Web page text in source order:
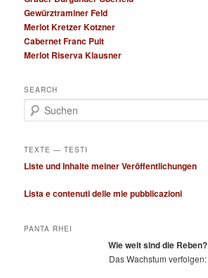
Gewürztraminer Feld
Merlot Kretzer Kotzner
Cabernet Franc Puit
Merlot Riserva Klausner
SEARCH
u
h
n
TEXTE — TESTI
Liste und Inhalte meiner Veröffentlichungen
Lista e contenuti delle mie pubblicazioni
PANTA RHEI
Wie weit sind die Reben?
Das Wachstum verfolgen: